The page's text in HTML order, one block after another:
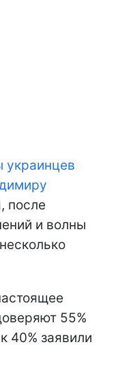
украинцев
после
и волны
55%
40% заявили